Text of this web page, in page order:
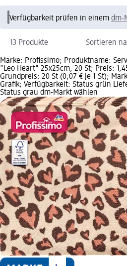
Verfügbarkeit prüfen in einem dm-
13 Produkte Sortieren
Marke: Profissimo; Produktname:
"Leo Heart" 25x25cm, 20 St; Preis:
Grundpreis: 20 St (0,07 € je 1 St);
Grafik; Verfügbarkeit: Status grün
Status grau dm-Markt wählen